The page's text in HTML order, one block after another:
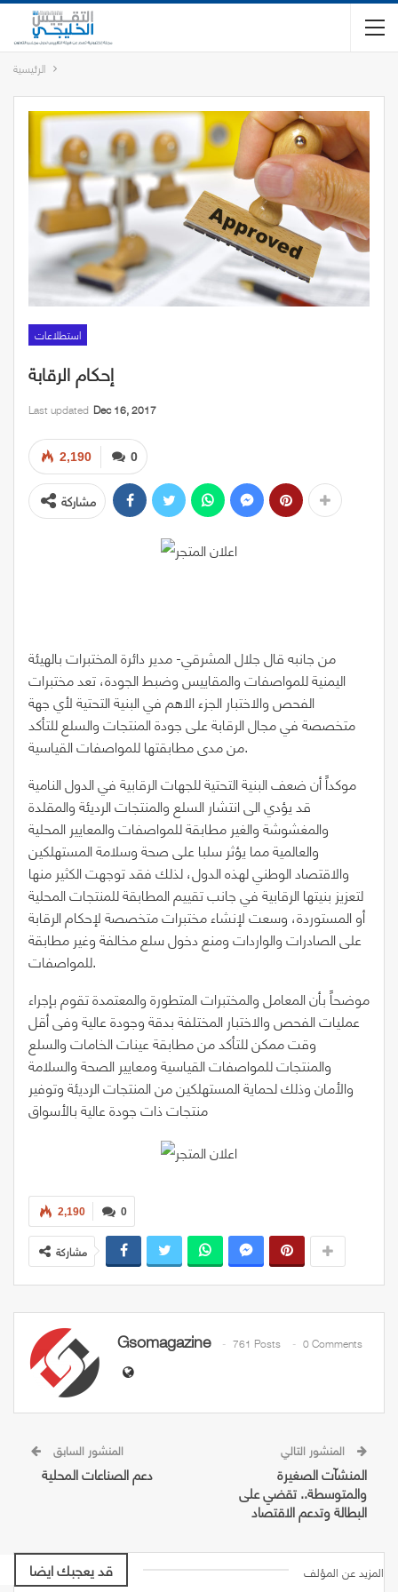
الرئيسية
استطلاعات
إحكام الرقابة
Last updated Dec 16, 2017
0
2,190
مشاركة
من جانبه قال جلال المشرقي- مدير دائرة المختبرات بالهيئة
اليمنية للمواصفات والمقاييس وضبط الجودة، تعد مختبرات
الفحص والاختبار الجزء الاهم في البنية التحتية لأي جهة
متخصصة في مجال الرقابة على جودة المنتجات والسلع للتأكد
من مدى مطابقتها للمواصفات القياسية.
موكداً أن ضعف البنية التحتية للجهات الرقابية في الدول النامية
قد يؤدي الى انتشار السلع والمنتجات الرديئة والمقلدة
والمغشوشة والغير مطابقة للمواصفات والمعايير المحلية
والعالمية مما يؤثر سلبا على صحة وسلامة المستهلكين
والاقتصاد الوطني لهذه الدول، لذلك فقد توجهت الكثير منها
لتعزيز بنيتها الرقابية في جانب تقييم المطابقة للمنتجات المحلية
أو المستوردة، وسعت لإنشاء مختبرات متخصصة لإحكام الرقابة
على الصادرات والواردات ومنع دخول سلع مخالفة وغير مطابقة
للمواصفات.
موضحاً بأن المعامل والمختبرات المتطورة والمعتمدة تقوم بإجراء
عمليات الفحص والاختبار المختلفة بدقة وجودة عالية وفى أقل
وقت ممكن للتأكد من مطابقة عينات الخامات والسلع
والمنتجات للمواصفات القياسية ومعايير الصحة والسلامة
والأمان وذلك لحماية المستهلكين من المنتجات الرديئة وتوفير
منتجات ذات جودة عالية بالأسواق
0
2,190
مشاركة
Gsomagazine 761 Posts 0 Comments
المنشور السابق
دعم الصناعات المحلية المنشآت الصغيرة
والمتوسطة.. تقضي على
البطالة وتدعم الاقتصاد
قد يعجبك ايضا المزيد عن المؤلف